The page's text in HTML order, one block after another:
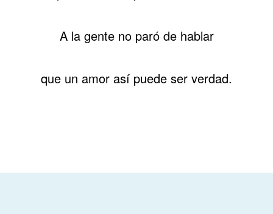
A la gente no paró de hablar
que un amor así puede ser verdad.